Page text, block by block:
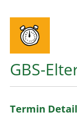
GBS-
Termin